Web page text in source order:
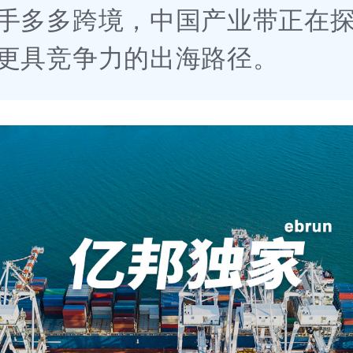
多多跨境，中国产业带正在
具竞争力的出海路径。